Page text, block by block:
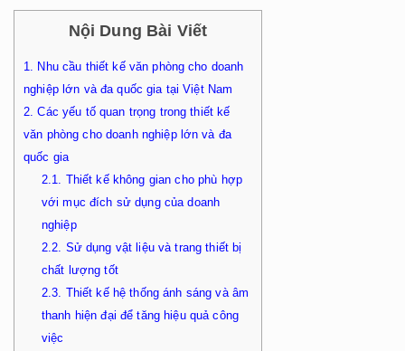
Nội Dung Bài Viết
1.
Nhu cầu thiết kế văn phòng cho doanh
nghiệp lớn và đa quốc gia tại Việt Nam
2. Các yếu tố quan trọng trong thiết kế
văn phòng cho doanh nghiệp lớn và đa
quốc gia
2.1.
Thiết kế không gian cho phù hợp
với mục đích sử dụng của doanh
nghiệp
2.2. Sử dụng vật liệu và trang thiết bị
chất lượng tốt
2.3. Thiết kế hệ thống ánh sáng và âm
thanh hiện đại để tăng hiệu quả công
việc